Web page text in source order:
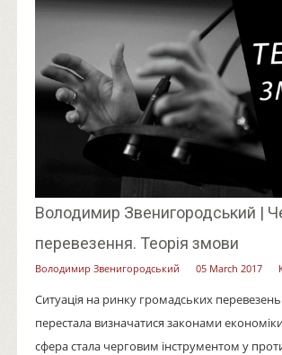
Володимир Звенигородський |
перевезення. Теорія змови
Володимир Звенигородський 05 March 2017
Ситуація на ринку громадських
перестала визначатися законами
сфера стала черговим інструментом у